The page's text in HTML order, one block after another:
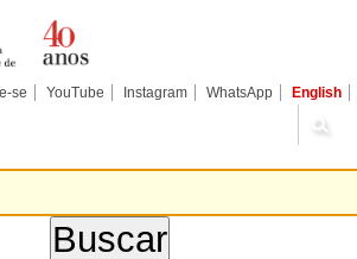
se YouTube Instagram WhatsApp English